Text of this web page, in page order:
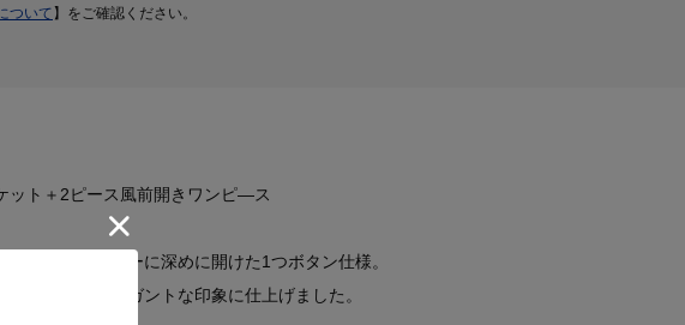
ついて 】をご確認ください。
ット＋2ピース風前開きワンピ―ス
テーラードカラーに深めに開けた1つボタン仕様。
性らしいエレガントな印象に仕上げました。